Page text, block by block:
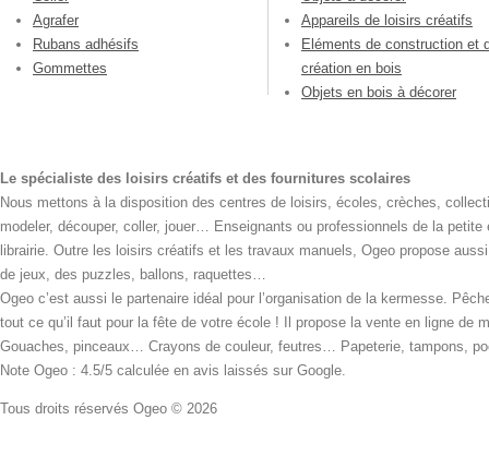
Agrafer
Rubans adhésifs
Gommettes
Appareils de loisirs créatifs
Eléments de construction et
création en bois
Objets en bois à décorer
Le spécialiste des loisirs créatifs et des fournitures scolaires
Nous mettons à la disposition des centres de loisirs, écoles, crèches,
modeler, découper, coller, jouer… Enseignants ou professionnels de la
librairie. Outre les loisirs créatifs et les travaux manuels, Ogeo propose
de jeux, des puzzles, ballons, raquettes…
Ogeo c’est aussi le partenaire idéal pour l’organisation de la kermesse.
tout ce qu’il faut pour la fête de votre école ! Il propose la vente en ligne
Gouaches, pinceaux… Crayons de couleur, feutres… Papeterie, tampons,
Note Ogeo : 4.5/5 calculée en avis laissés sur Google.
Tous droits réservés Ogeo © 2026